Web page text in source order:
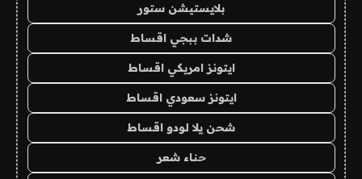
بلايستيشن ستور
شدات ببجي اقساط
ايتونز امريكي اقساط
ايتونز سعودي اقساط
شحن يلا لودو اقساط
حناء شعر